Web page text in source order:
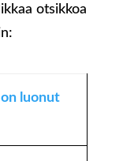
otsikkoa
luonut